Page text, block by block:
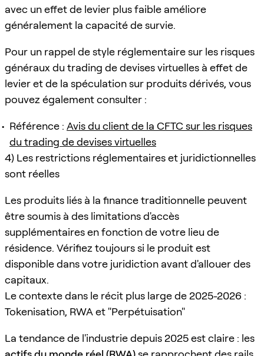
avec un effet de levier plus faible améliore
généralement la capacité de survie.
Pour un rappel de style réglementaire sur les risques
généraux du trading de devises virtuelles à effet de
levier et de la spéculation sur produits dérivés, vous
pouvez également consulter :
Référence : Avis du client de la CFTC sur les risques
du trading de devises virtuelles
4) Les restrictions réglementaires et juridictionnelles
sont réelles
Les produits liés à la finance traditionnelle peuvent
être soumis à des limitations d'accès
supplémentaires en fonction de votre lieu de
résidence. Vérifiez toujours si le produit est
disponible dans votre juridiction avant d'allouer des
capitaux.
Le contexte dans le récit plus large de 2025-2026 :
Tokenisation, RWA et "Perpétuisation"
La tendance de l'industrie depuis 2025 est claire : les